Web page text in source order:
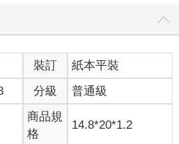
他，他也偶爾地會回我。直到我懷
結婚。我寫了信給他，在信裡我
放下一切跟你走，可是他沒有回
的消息，他就像消失了，或是說，
睛看著她，我想著，依照現在發
算難呀。
裝訂
紙本平裝
分級 普通級
商品規
格
14.8*20*1.2